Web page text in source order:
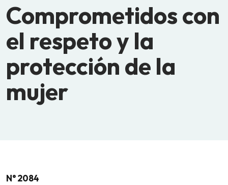
Comprometidos con
el respeto y la
protección de la
mujer
N° 2084